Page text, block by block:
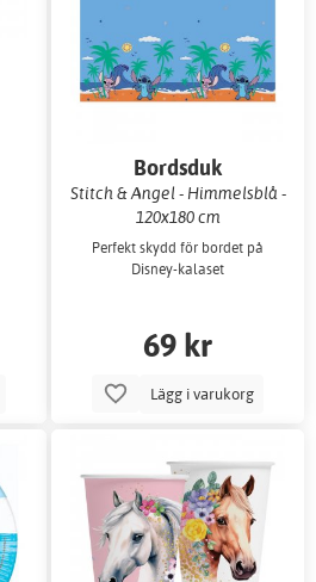
Bordsduk
Stitch & Angel - Himmelsblå -
120x180 cm
Perfekt skydd för bordet på
Disney-kalaset
69 kr
Lägg i varukorg